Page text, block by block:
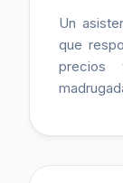
Un
que
precios